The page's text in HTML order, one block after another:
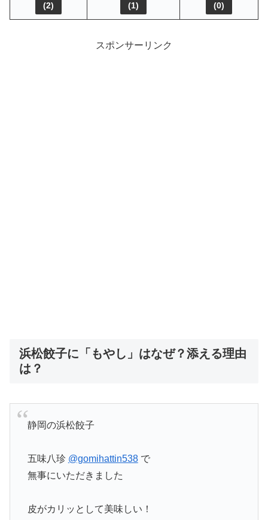
(2) (1) (0)
スポンサーリンク
浜松餃子に「もやし」はなぜ？添える理由
は？
静岡の浜松餃子
五味八珍 @gomihattin538で
無事にいただきました
皮がカリッとして美味しい！